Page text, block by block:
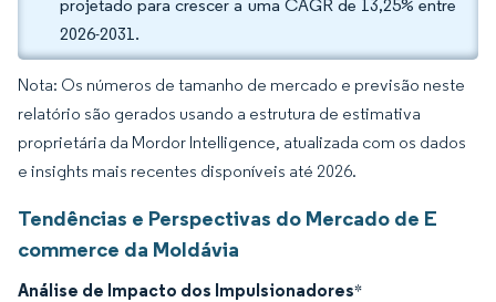
projetado para crescer a uma CAGR de 13,25% entre
2026-2031.
Nota: Os números de tamanho de mercado e previsão neste
relatório são gerados usando a estrutura de estimativa
proprietária da Mordor Intelligence, atualizada com os dados
e insights mais recentes disponíveis até 2026.
Tendências e Perspectivas do Mercado de E
commerce da Moldávia
Análise de Impacto dos Impulsionadores*